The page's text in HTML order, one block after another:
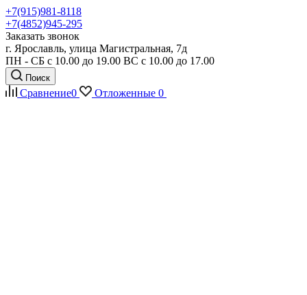
+7(915)981-8118
+7(4852)945-295
Заказать звонок
г. Ярославль, улица Магистральная, 7д
ПН - СБ с 10.00 до 19.00 ВС с 10.00 до 17.00
Поиск
Сравнение0 Отложенные 0